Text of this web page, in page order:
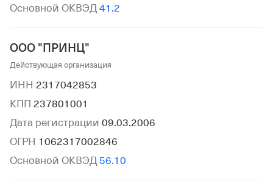
Основной ОКВЭД 41.2
ООО "ПРИНЦ"
Действующая организация
ИНН 2317042853
КПП 237801001
Дата регистрации 09.03.2006
ОГРН 1062317002846
Основной ОКВЭД 56.10